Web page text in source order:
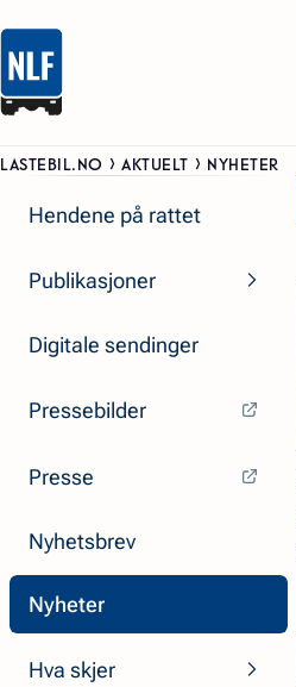
LASTEBIL.NO AKTUELT NYHETER
Hendene på rattet
Publikasjoner
Digitale sendinger
Pressebilder
Presse
Nyhetsbrev
Nyheter
Hva skjer